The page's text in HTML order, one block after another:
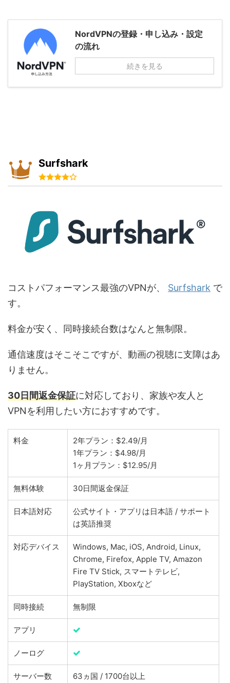
NordVPNの登録・申し込み・設定
の流れ
続きを見る
Surfshark
コストパフォーマンス最強のVPNが、 Surfshark で
す。
料金が安く、同時接続台数はなんと無制限。
通信速度はそこそこですが、動画の視聴に支障はあ
りません。
30日間返金保証に対応しており、家族や友人と
VPNを利用したい方におすすめです。
料金
2年プラン：$2.49/月
1年プラン：$4.98/月
1ヶ月プラン：$12.95/月
無料体験 30日間返金保証
日本語対応
公式サイト・アプリは日本語 / サポート
は英語推奨
対応デバイス
Windows, Mac, iOS, Android, Linux,
Chrome, Firefox, Apple TV, Amazon
Fire TV Stick, スマートテレビ,
PlayStation, Xboxなど
同時接続 無制限
アプリ
ノーログ
サーバー数 63ヵ国 / 1700台以上